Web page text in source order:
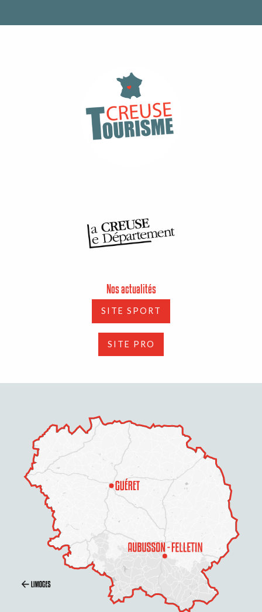
Description
Prestations
Nos actualités
SITE SPORT
SITE PRO